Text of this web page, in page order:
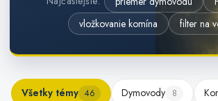
Kúrenie a chladenie
Čerpadlá a vodárne
vložkovanie komína
filter na
Všetky témy 46 Dymovody 8